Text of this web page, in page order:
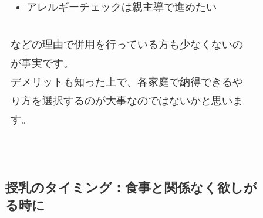
アレルギーチェックは親主導で進めたい
などの理由で併用を行っている方も少なくないの
が事実です。
デメリットも知った上で、各家庭で納得できるや
り方を選択するのが大事なのではないかと思いま
す。
授乳のタイミング：食事と関係なく欲しが
る時に